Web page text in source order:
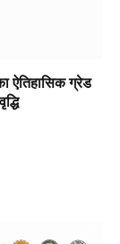
ऐतिहासिक ग्रेड